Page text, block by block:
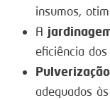
insumos,
A
eficiência dos
adequados